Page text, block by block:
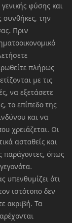
φύσης και
την
Πριν
πλήρως
με τις
να εξετάσετε
το επίπεδο της
και να
χρειάζεται. Οι
ασταθείς και
παράγοντες, όπως
υπενθυμίζει ότι
ιστότοπο δεν
ακριβή. Τα